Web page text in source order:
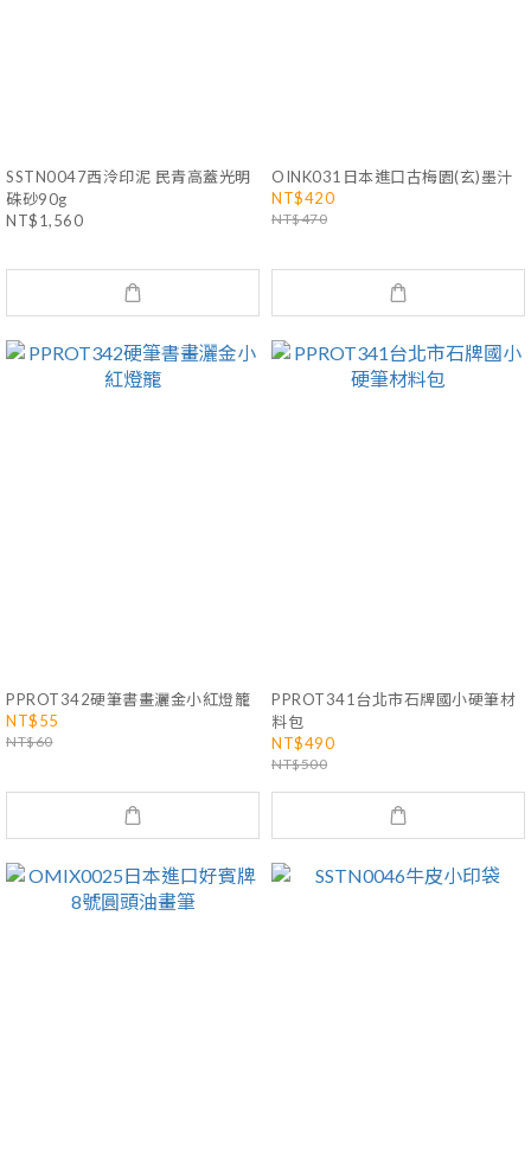
SSTN0047西泠印泥 民青高蓋光明
硃砂90g
NT$1,560
OINK031日本進口古梅園(玄)墨汁
NT$420
NT$470
PPROT342硬筆書畫灑金小紅燈籠
NT$55
NT$60
PPROT341台北市石牌國小硬筆材
料包
NT$490
NT$500